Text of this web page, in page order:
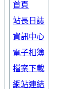
首頁
站長日誌
資訊中心
電子相簿
檔案下載
網站連結